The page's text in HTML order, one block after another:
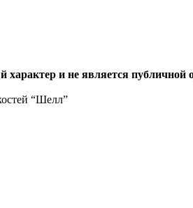
и не является публичной
“Шелл”